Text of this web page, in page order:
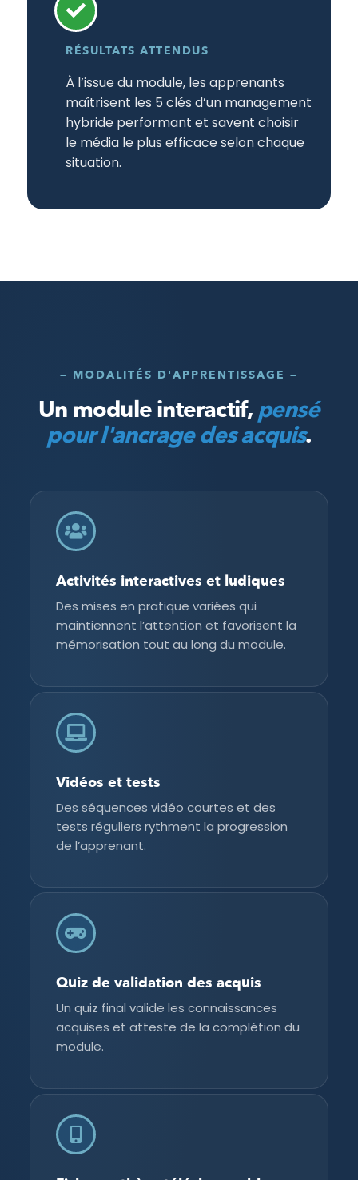
RÉSULTATS ATTENDUS
À l’issue du module, les apprenants
maîtrisent les 5 clés d’un management
hybride performant et savent choisir
le média le plus efficace selon chaque
situation.
— MODALITÉS D'APPRENTISSAGE —
Un module interactif,pensé
pour l'ancrage des acquis.
Activités interactives et ludiques
Des mises en pratique variées qui
maintiennent l’attention et favorisent la
mémorisation tout au long du module.
Vidéos et tests
Des séquences vidéo courtes et des
tests réguliers rythment la progression
de l’apprenant.
Quiz de validation des acquis
Un quiz final valide les connaissances
acquises et atteste de la complétion du
module.